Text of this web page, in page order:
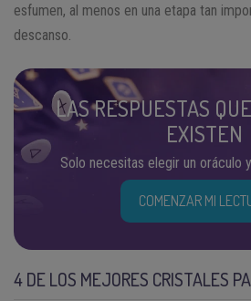
esfumen, al menos en una etapa tan
descanso.
LAS RESPUESTAS
EXISTEN
Solo necesitas elegir un oráculo
COMENZAR MI
4 DE LOS MEJORES CRISTALES